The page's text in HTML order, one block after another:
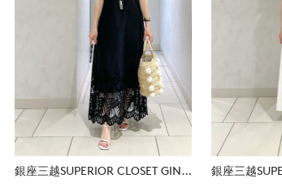
銀座三越SUPERIOR CLOSET GINZA